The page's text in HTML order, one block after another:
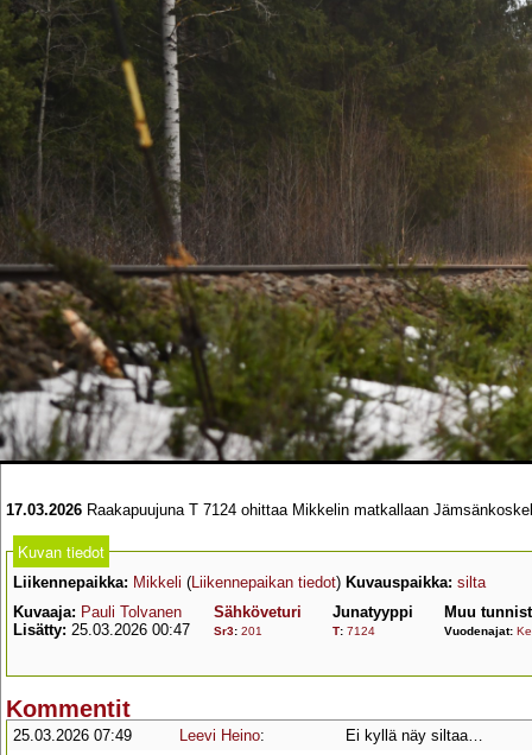
17.03.2026 Raakapuujuna T 7124 ohittaa Mikkelin matkallaan
Kuvan tiedot
Liikennepaikka: Mikkeli (Liikennepaikan tiedot) Kuvauspaikka: silta
Kuvaaja: Pauli Tolvanen
Lisätty: 25.03.2026 00:47
Sähköveturi
Sr3: 201
Junatyyppi
T: 7124
Muu
Vuodenajat:
Kommentit
25.03.2026 07:49 Leevi Heino:
Ei kyllä näy siltaa…